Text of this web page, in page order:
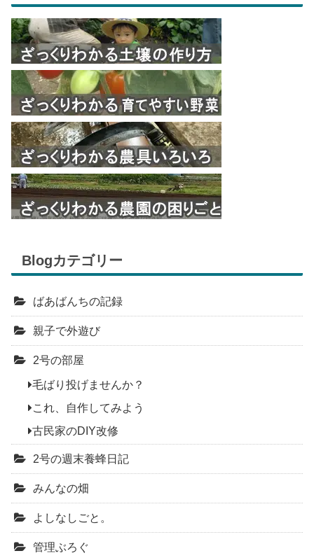
Blogカテゴリー
ばあばんちの記録
親子で外遊び
2号の部屋
毛ばり投げませんか？
これ、自作してみよう
古民家のDIY改修
2号の週末養蜂日記
みんなの畑
よしなしごと。
管理ぶろぐ